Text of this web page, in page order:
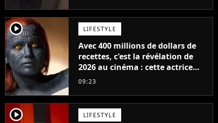
player2 LIFESTYLE
Avec 400 millions de dollars de
recettes, c'est la révélation de
2026 au cinéma : cette actrice
adorée prête à remplacer
09:23
player2 LIFESTYLE